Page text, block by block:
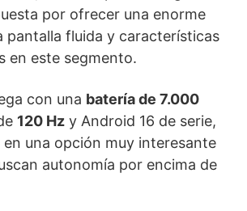
por ofrecer una enorme
pantalla fluida y características
en este segmento.
con una batería de 7.000
120 Hz y Android 16 de serie,
una opción muy interesante
autonomía por encima de